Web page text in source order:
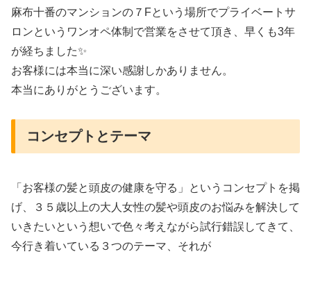
麻布十番のマンションの７Fという場所でプライベートサ
ロンというワンオペ体制で営業をさせて頂き、早くも3年
が経ちました✨
お客様には本当に深い感謝しかありません。
本当にありがとうございます。
コンセプトとテーマ
「お客様の髪と頭皮の健康を守る」というコンセプトを掲
げ、３５歳以上の大人女性の髪や頭皮のお悩みを解決して
いきたいという想いで色々考えながら試行錯誤してきて、
今行き着いている３つのテーマ、それが